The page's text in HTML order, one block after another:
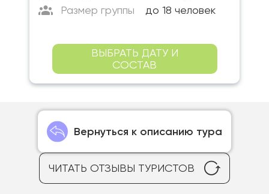
Размер группы
до 18 человек
ВЫБРАТЬ ДАТУ И
СОСТАВ
Вернуться к описанию тура
ЧИТАТЬ ОТЗЫВЫ ТУРИСТОВ